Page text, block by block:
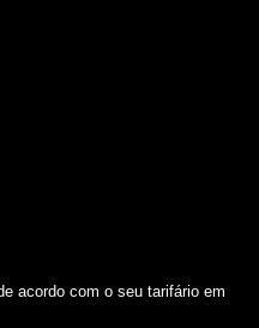
acordo com o seu tarifário em